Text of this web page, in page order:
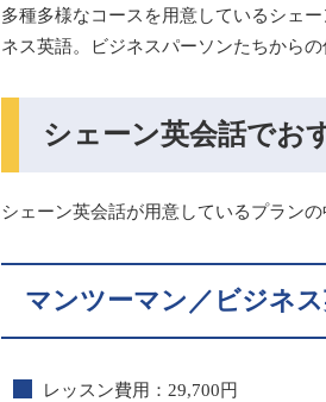
多種多様なコースを用意しているシェ
ネス英語。ビジネスパーソンたちからの
シェーン英会話でお
シェーン英会話が用意しているプラン
マンツーマン／ビジネ
レッスン費用：29,700円